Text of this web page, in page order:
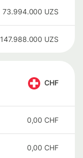
73.994.000 UZS
147.988.000 UZS
CHF
0,00 CHF
0,00 CHF